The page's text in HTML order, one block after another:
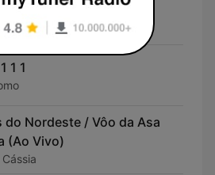
os Dias
1 1
do Nordeste / Vôo da Asa
(Ao Vivo)